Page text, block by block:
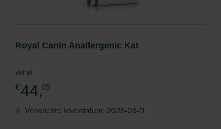
Royal Canin Anallergenic Kat
vanaf
€ 44,05
Verwachte leverdatum: 2026-08-11